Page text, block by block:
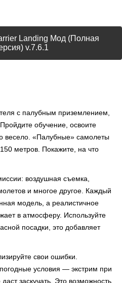
Landing Мод (Полная
v.7.6.1
с палубным приземлением,
обучение, освоите
весело. «Палубные» самолеты
метров. Покажите, на что
воздушная съемка,
и многое другое. Каждый
модель, а реалистичное
в атмосферу. Используйте
посадки, это добавляет
свои ошибки.
условия — экстрим при
заскучать. Это возможность